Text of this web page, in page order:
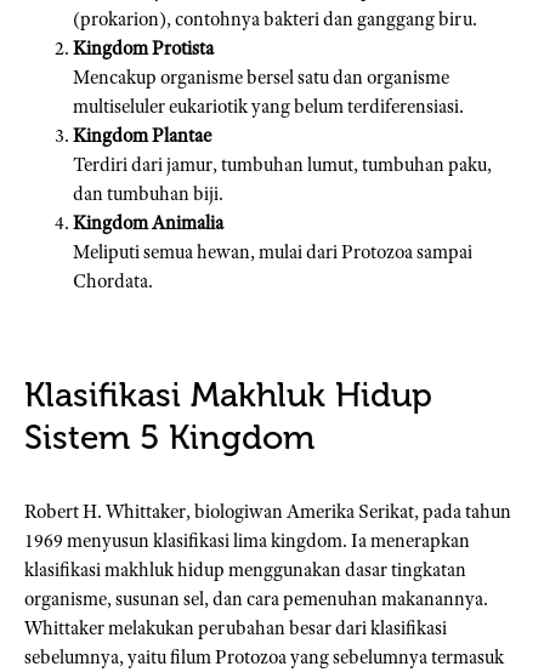
(prokarion), contohnya bakteri dan ganggang biru.
Kingdom Protista
Mencakup organisme bersel satu dan organisme
multiseluler eukariotik yang belum terdiferensiasi.
Kingdom Plantae
Terdiri dari jamur, tumbuhan lumut, tumbuhan paku,
dan tumbuhan biji.
Kingdom Animalia
Meliputi semua hewan, mulai dari Protozoa sampai
Chordata.
Klasifikasi Makhluk Hidup
Sistem 5 Kingdom
Robert H. Whittaker, biologiwan Amerika Serikat, pada tahun
1969 menyusun klasifikasi lima kingdom. Ia menerapkan
klasifikasi makhluk hidup menggunakan dasar tingkatan
organisme, susunan sel, dan cara pemenuhan makanannya.
Whittaker melakukan perubahan besar dari klasifikasi
sebelumnya, yaitu filum Protozoa yang sebelumnya termasuk